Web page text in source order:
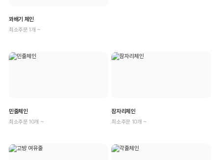
꽈배기 체인
최소주문 1개 ~
민줄체인
최소주문 10개 ~
잠자리체인
최소주문 10개 ~